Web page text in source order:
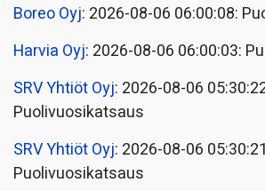
Boreo Oyj: 2026-08-06 06:00:08:
Harvia Oyj: 2026-08-06 06:00:03:
SRV Yhtiöt Oyj: 2026-08-06
Puolivuosikatsaus
SRV Yhtiöt Oyj: 2026-08-06
Puolivuosikatsaus